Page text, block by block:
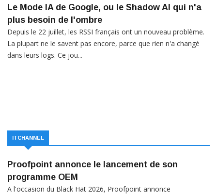
Le Mode IA de Google, ou le Shadow AI qui n'a
plus besoin de l'ombre
Depuis le 22 juillet, les RSSI français ont un nouveau problème.
La plupart ne le savent pas encore, parce que rien n'a changé
dans leurs logs. Ce jou...
ITCHANNEL
Proofpoint annonce le lancement de son
programme OEM
A l'occasion du Black Hat 2026, Proofpoint annonce